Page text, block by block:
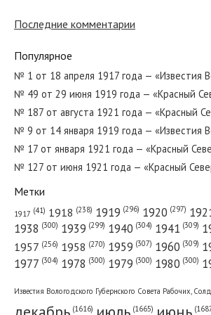
№ 133 от июня
№ 75 от марта
Последние комментарии
Популярное
№ 1 от 18 апреля 1917 года — «Известия
№ 49 от 29 июня 1919 года — «Красный
№ 187 от августа 1921 года — «Красный
№ 9 от 14 января 1919 года — «Известия
№ 17 от января 1921 года — «Красный
№ 127 от июня 1921 года — «Красный
Метки
1917 (41) 1918 (238) 1919 (296) 1920 (297)
1938 (300) 1939 (299) 1940 (304) 1941 (309)
1957 (256) 1958 (270) 1959 (307) 1960 (309)
1977 (304) 1978 (300) 1979 (300) 1980 (300)
Известия Вологодского Губернского Совета Рабочих,
(1616) (1665)